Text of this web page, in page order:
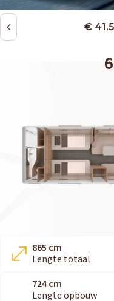
€
865 cm
Lengte totaal
724 cm
Lengte opbouw